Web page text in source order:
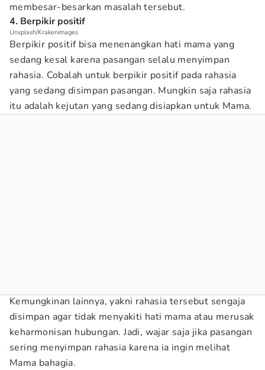
membesar-besarkan masalah tersebut.
4. Berpikir positif
Unsplash/Krakenimages
Berpikir positif bisa menenangkan hati mama yang
sedang kesal karena pasangan selalu menyimpan
rahasia. Cobalah untuk berpikir positif pada rahasia
yang sedang disimpan pasangan. Mungkin saja rahasia
itu adalah kejutan yang sedang disiapkan untuk Mama.
Kemungkinan lainnya, yakni rahasia tersebut sengaja
disimpan agar tidak menyakiti hati mama atau merusak
keharmonisan hubungan. Jadi, wajar saja jika pasangan
sering menyimpan rahasia karena ia ingin melihat
Mama bahagia.